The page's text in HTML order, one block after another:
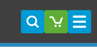
Suche